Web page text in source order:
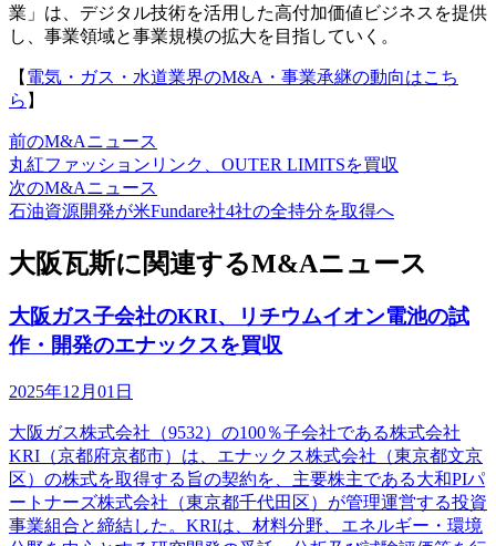
業」は、デジタル技術を活用した高付加価値ビジネスを提供
し、事業領域と事業規模の拡大を目指していく。
【 電気・ガス・水道業界のM&A・事業承継の動向はこち
ら 】
前のM&Aニュース
丸紅ファッションリンク、OUTER LIMITSを買収
次のM&Aニュース
石油資源開発が米Fundare社4社の全持分を取得へ
大阪瓦斯に関連するM&Aニュース
大阪ガス子会社のKRI、リチウムイオン電池の試
作・開発のエナックスを買収
2025年12月01日
大阪ガス株式会社（9532）の100％子会社である株式会社
KRI（京都府京都市）は、エナックス株式会社（東京都文京
区）の株式を取得する旨の契約を、主要株主である大和PIパ
ートナーズ株式会社（東京都千代田区）が管理運営する投資
事業組合と締結した。KRIは、材料分野、エネルギー・環境